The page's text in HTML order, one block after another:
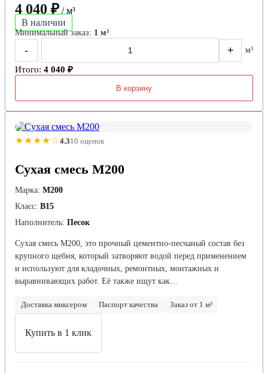
4 040 ₽ / м³
В наличии
Минимальный заказ: 1 м³
- + м³
Итого: 4 040 ₽
В корзину
★★★★☆4.310 оценок
Сухая смесь М200
Марка: М200
Класс: В15
Наполнитель: Песок
Сухая смесь М200, это прочный цементно-песчаный состав без
крупного щебня, который затворяют водой перед применением
и используют для кладочных, ремонтных, монтажных и
выравнивающих работ. Её также ищут как…
Доставка миксером Паспорт качества Заказ от 1 м³
Купить в 1 клик